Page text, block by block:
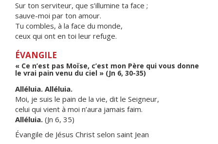
Sur ton serviteur, que s’illumine ta face ;
sauve-moi par ton amour.
Tu combles, à la face du monde,
ceux qui ont en toi leur refuge.
ÉVANGILE
« Ce n’est pas Moïse, c’est mon Père qui vous donne
le vrai pain venu du ciel » (Jn 6, 30-35)
Alléluia. Alléluia.
Moi, je suis le pain de la vie, dit le Seigneur,
celui qui vient à moi n’aura jamais faim.
Alléluia. (Jn 6, 35)
Évangile de Jésus Christ selon saint Jean